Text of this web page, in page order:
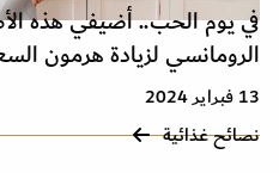
في يوم الحب.. أضيفي هذه
الرومانسي لزيادة هرمون
13 فبراير 2024
نصائح غذائية